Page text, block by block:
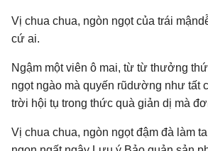
Vị chua chua, ngòn ngọt của trái
cứ ai.
Ngậm một viên ô mai, từ từ thưởng
ngọt ngào mà quyến rũdường như tất
trời hội tụ trong thức quà giản dị mà
Vị chua chua, ngòn ngọt đậm đà làm